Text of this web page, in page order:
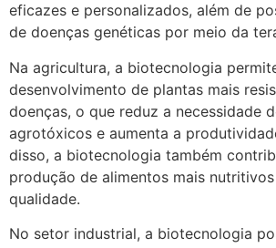
eficazes e personalizados, além de
de doenças genéticas por meio da
Na agricultura, a biotecnologia
desenvolvimento de plantas mais
doenças, o que reduz a necessidade
agrotóxicos e aumenta a
disso, a biotecnologia também
produção de alimentos mais
qualidade.
No setor industrial, a biotecnologia